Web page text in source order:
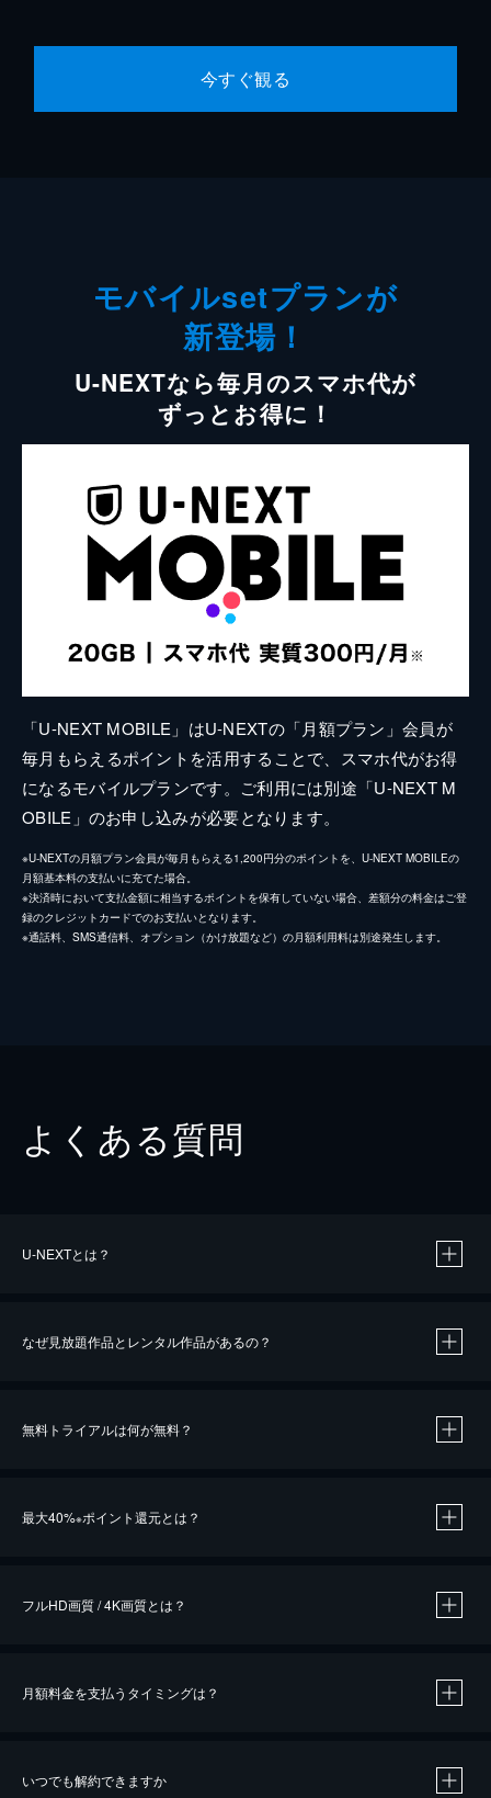
今すぐ観る
モバイルsetプランが
新登場！
U-NEXTなら毎月のスマホ代が
ずっとお得に！
「U-NEXT MOBILE」はU-NEXTの「月額プラン」会員が
毎月もらえるポイントを活用することで、スマホ代がお得
になるモバイルプランです。ご利用には別途「U-NEXT M
OBILE」のお申し込みが必要となります。
※U-NEXTの月額プラン会員が毎月もらえる1,200円分のポイントを、U-NEXT MOBILEの
月額基本料の支払いに充てた場合。
※決済時において支払金額に相当するポイントを保有していない場合、差額分の料金はご登
録のクレジットカードでのお支払いとなります。
※通話料、SMS通信料、オプション（かけ放題など）の月額利用料は別途発生します。
よくある質問
U-NEXTとは？
なぜ見放題作品とレンタル作品があるの？
無料トライアルは何が無料？
最大40%※ポイント還元とは？
※40％ポイント還元の対象は、クレジットカード決済による作品の購入 / レンタルです。
iOSアプリのUコイン決済による作品の購入 / レンタルは、20％のポイント還元です。
フルHD画質 / 4K画質とは？
月額料金を支払うタイミングは？
いつでも解約できますか